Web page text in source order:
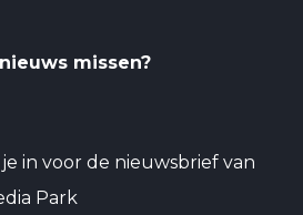
missen?
in voor de nieuwsbrief van
Park